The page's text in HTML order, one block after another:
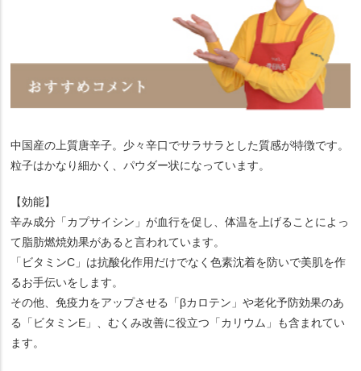
中国産の上質唐辛子。少々辛口でサラサラとした質感が特徴です。
粒子はかなり細かく、パウダー状になっています。
【効能】
辛み成分「カプサイシン」が血行を促し、体温を上げることによっ
て脂肪燃焼効果があると言われています。
「ビタミンC」は抗酸化作用だけでなく色素沈着を防いで美肌を作
るお手伝いをします。
その他、免疫力をアップさせる「βカロテン」や老化予防効果のあ
る「ビタミンE」、むくみ改善に役立つ「カリウム」も含まれてい
ます。